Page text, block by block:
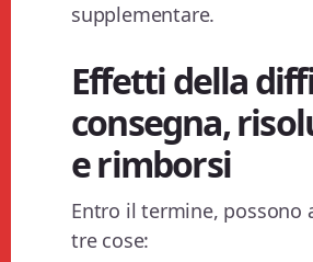
supplementare.
Effetti della
consegna,
e rimborsi
Entro il termine, possono
tre cose: